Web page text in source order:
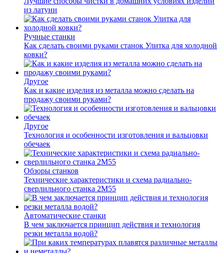
из латуни
Ручные станки
Как сделать своими руками станок Улитка для холодной
ковки?
Другое
Как и какие изделия из металла можно сделать на
продажу своими руками?
Другое
Технология и особенности изготовления и вальцовки
обечаек
Обзоры станков
Технические характеристики и схема радиально-
сверлильного станка 2М55
Автоматические станки
В чем заключается принцип действия и технология
резки металла водой?